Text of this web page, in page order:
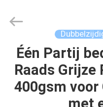
THUIS
PRODUCTEN
BMPAPER
CO.,LTD.
Reserved.
Één Partij
Raads Grijze
400gsm
met